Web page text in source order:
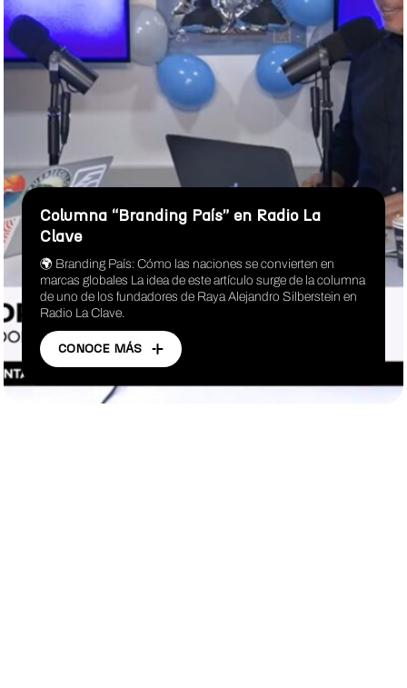
Columna “Branding País” en Radio La
Clave
🌍 Branding País: Cómo las naciones se convierten en
marcas globales La idea de este artículo surge de la columna
de uno de los fundadores de Raya Alejandro Silberstein en
Radio La Clave.
CONOCE MÁS